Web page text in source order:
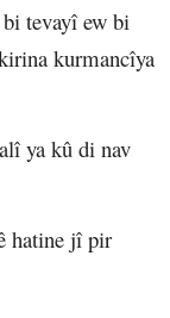
tevayî ew bi
kurmancîya
ya kû di nav
hatine jî pir